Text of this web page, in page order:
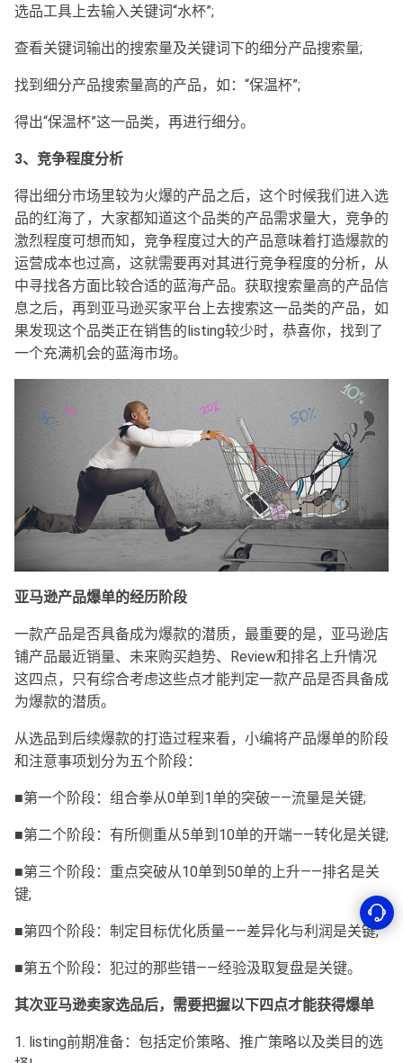
选品工具上去输入关键词“水杯”;
查看关键词输出的搜索量及关键词下的细分产品搜索量;
找到细分产品搜索量高的产品，如：“保温杯”;
得出“保温杯”这一品类，再进行细分。
3、竞争程度分析
得出细分市场里较为火爆的产品之后，这个时候我们进入选
品的红海了，大家都知道这个品类的产品需求量大，竞争的
激烈程度可想而知，竞争程度过大的产品意味着打造爆款的
运营成本也过高，这就需要再对其进行竞争程度的分析，从
中寻找各方面比较合适的蓝海产品。获取搜索量高的产品信
息之后，再到亚马逊买家平台上去搜索这一品类的产品，如
果发现这个品类正在销售的listing较少时，恭喜你，找到了
一个充满机会的蓝海市场。
亚马逊产品爆单的经历阶段
一款产品是否具备成为爆款的潜质，最重要的是，亚马逊店
铺产品最近销量、未来购买趋势、Review和排名上升情况
这四点，只有综合考虑这些点才能判定一款产品是否具备成
为爆款的潜质。
从选品到后续爆款的打造过程来看，小编将产品爆单的阶段
和注意事项划分为五个阶段：
■第一个阶段：组合拳从0单到1单的突破——流量是关键;
■第二个阶段：有所侧重从5单到10单的开端——转化是关键;
■第三个阶段：重点突破从10单到50单的上升——排名是关
键;
■第四个阶段：制定目标优化质量——差异化与利润是关键;
■第五个阶段：犯过的那些错——经验汲取复盘是关键。
其次亚马逊卖家选品后，需要把握以下四点才能获得爆单
1. listing前期准备：包括定价策略、推广策略以及类目的选